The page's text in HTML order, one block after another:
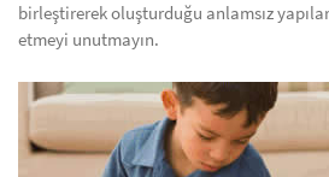
birleştirerek oluşturduğu anlamsız
etmeyi unutmayın.